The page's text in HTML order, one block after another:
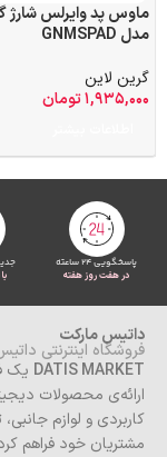
ماوس پد وایرلس شارژ
مدل GNMSPAD
گرین لاین
۱,۹۳۵,۰۰۰تومان
پاسخگویی 24 ساعته
در هفت روز هفته
داتیس مارکت
فروشگاه اینترنتی
DATIS MARKET یک
ارائه‌ی محصولات
کاربردی و لوازم
مشتریان خود فراهم